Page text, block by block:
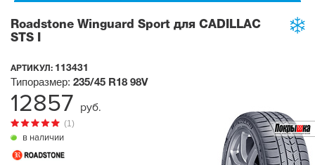
Roadstone Winguard Sport для CADILLAC
STS I
АРТИКУЛ: 113431
в наличии
(1)
Типоразмер: 235/45 R18 98V
12857 руб.